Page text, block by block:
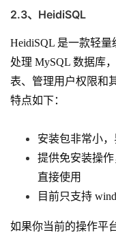
2.3、HeidiSQL
HeidiSQL 是一款轻
处理 MySQL 数据库
表、管理用户权限和
特点如下：
安装包非常小
提供免安装操
直接使用
目前只支持
如果你当前的操作平